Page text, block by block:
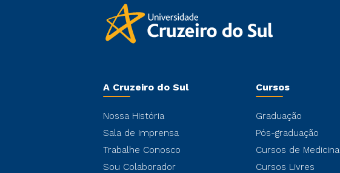
A Cruzeiro do Sul
Nossa História
Sala de Imprensa
Trabalhe Conosco
Sou Colaborador
Cursos
Graduação
Pós-graduação
Cursos de Medicina
Cursos Livres